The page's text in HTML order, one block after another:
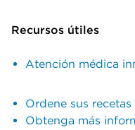
Recursos útiles
Atención médica
Ordene sus recetas
Obtenga más